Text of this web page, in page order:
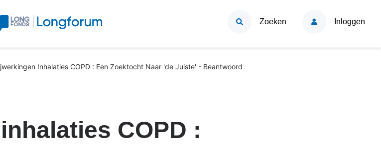
Zoeken Inloggen
Inhalaties COPD : Een Zoektocht Naar 'de Juiste' - Beantwoord
COPD :